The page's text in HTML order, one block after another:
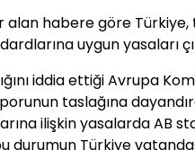
alan habere göre
uygun yasaları
iddia ettiği Avrupa
taslağına
ilişkin yasalarda AB
durumun Türkiye